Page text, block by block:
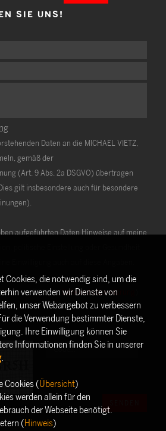
SIE UNS!
Daten an die MICHAEL VIETZ,
gemäß der
(Art. 9 Abs. 2a DSGVO) übertragen
gilt insbesondere auch für besondere
aufgeführten Daten Hinweise auf meine
politische Einstellung oder Gesundheit
aus der DSGVO ( Datenschutzerklärung
Cookies, die notwendig sind, um die
verwenden wir Dienste von
unser Webangebot zu verbessern
die Verwendung bestimmter Dienste,
Ihre Einwilligung können Sie
Informationen finden Sie in unserer
.
Cookies (Übersicht)
werden allein für den
der Webseite benötigt.
(Hinweis)